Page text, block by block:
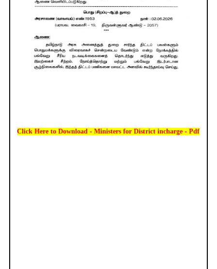
Click Here to Download - Ministers for District incharge - Pdf